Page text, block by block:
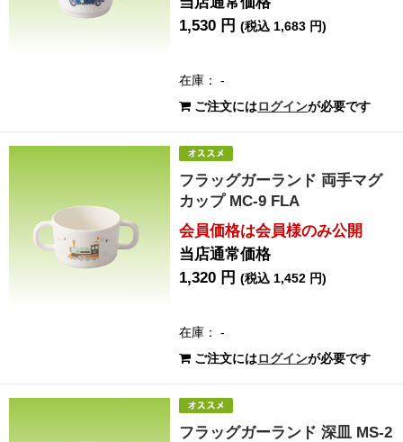
1,530 円(税込 1,683 円)
在庫： -
ご注文にはログインが必要です
フラッグガーランド 両手マグ
カップ MC-9 FLA
会員価格は会員様のみ公開
当店通常価格
1,320 円(税込 1,452 円)
在庫： -
ご注文にはログインが必要です
フラッグガーランド 深皿 MS-2